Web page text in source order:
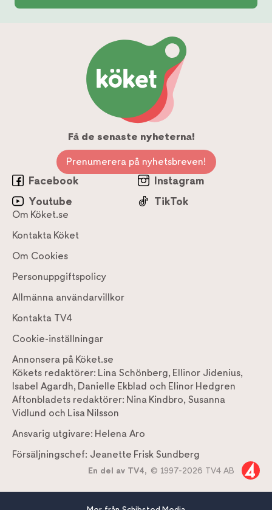
Få de senaste nyheterna!
Prenumerera på nyhetsbreven!
Facebook
Instagram
Youtube
TikTok
Om Köket.se
Kontakta Köket
Om Cookies
Personuppgiftspolicy
Allmänna användarvillkor
Kontakta TV4
Cookie-inställningar
Annonsera på Köket.se
Kökets redaktörer: Lina Schönberg, Ellinor Jidenius,
Isabel Agardh, Danielle Ekblad och Elinor Hedgren
Aftonbladets redaktörer: Nina Kindbro, Susanna
Vidlund och Lisa Nilsson
Ansvarig utgivare: Helena Aro
Försäljningschef: Jeanette Frisk Sundberg
En del av TV4, © 1997-2026 TV4 AB